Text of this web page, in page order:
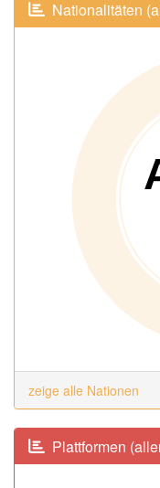
Nationalitäten
zeige alle Nationen
Plattformen